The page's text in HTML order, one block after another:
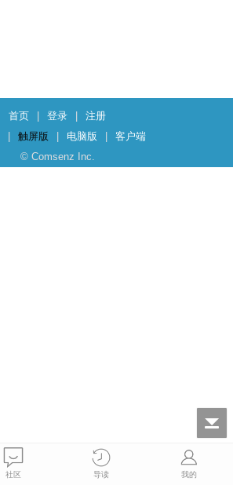
首页 登录
注册
触屏版 电脑版
客户端
© Comsenz Inc.
社区 导读 我的